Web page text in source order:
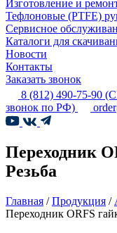
Изготовление и
Тефлоновые (PTFE)
Сервисное
Каталоги для
Новости
Контакты
Заказать звонок
8 (812) 490-75-90
звонок по РФ)
Переходник
Резьба
Главная /Продукция /
Переходник ORFS